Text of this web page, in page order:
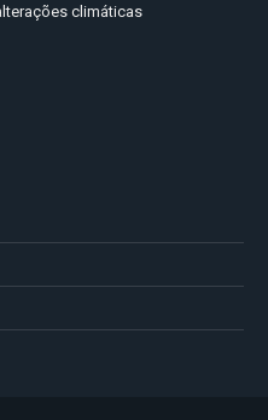
climáticas